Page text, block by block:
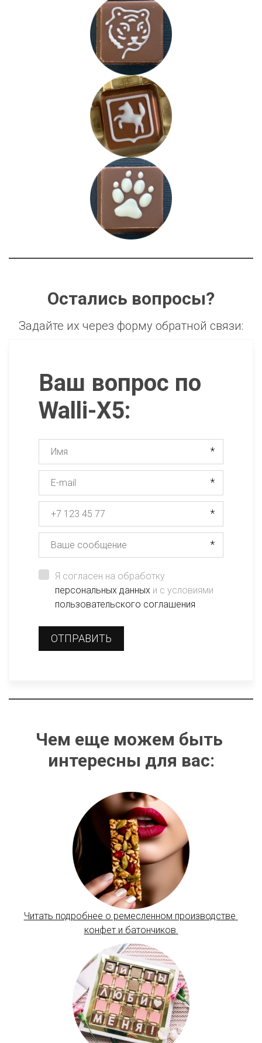
Остались вопросы?
Задайте их через форму обратной связи:
Ваш вопрос по
Walli-X5:
*
*
*
*
Я согласен на обработку
персональных данных и с условиями
пользовательского соглашения
ОТПРАВИТЬ
Чем еще можем быть
интересны для вас:
Читать подробнее о ремесленном производстве
конфет и батончиков.